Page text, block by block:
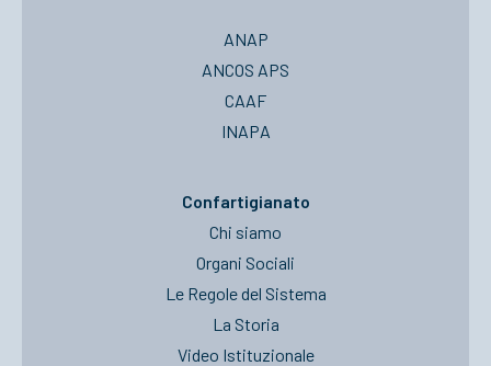
ANAP
ANCOS APS
CAAF
INAPA
Confartigianato
Chi siamo
Organi Sociali
Le Regole del Sistema
La Storia
Video Istituzionale